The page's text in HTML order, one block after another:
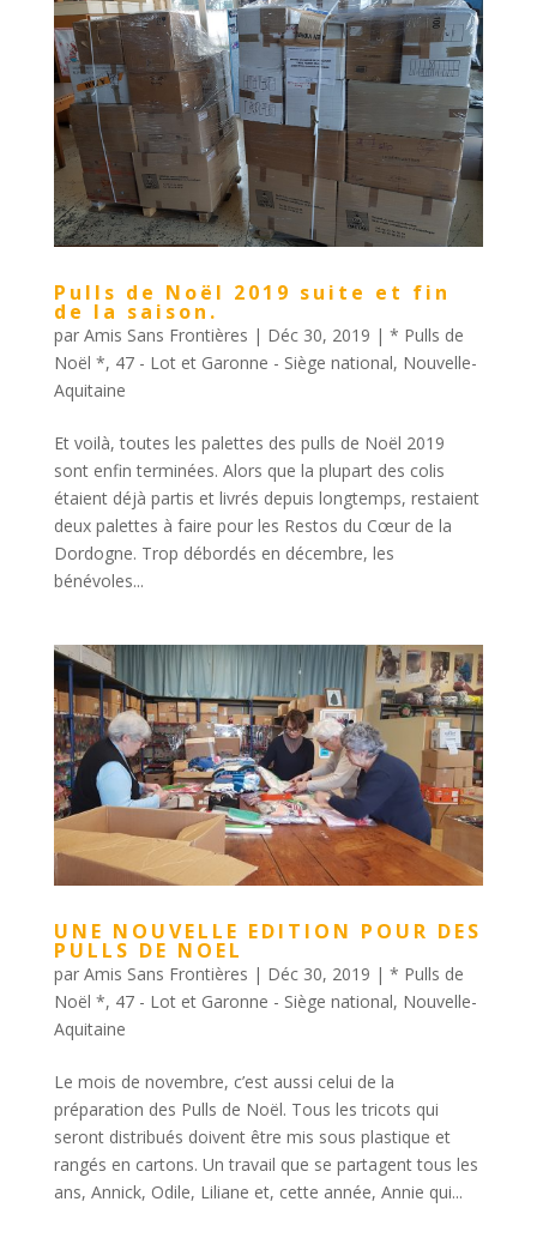
Pulls de Noël 2019 suite et fin
de la saison.
par Amis Sans Frontières | Déc 30, 2019 | * Pulls de
Noël *, 47 - Lot et Garonne - Siège national, Nouvelle-
Aquitaine
Et voilà, toutes les palettes des pulls de Noël 2019
sont enfin terminées. Alors que la plupart des colis
étaient déjà partis et livrés depuis longtemps, restaient
deux palettes à faire pour les Restos du Cœur de la
Dordogne. Trop débordés en décembre, les
bénévoles...
UNE NOUVELLE EDITION POUR DES
PULLS DE NOEL
par Amis Sans Frontières | Déc 30, 2019 | * Pulls de
Noël *, 47 - Lot et Garonne - Siège national, Nouvelle-
Aquitaine
Le mois de novembre, c’est aussi celui de la
préparation des Pulls de Noël. Tous les tricots qui
seront distribués doivent être mis sous plastique et
rangés en cartons. Un travail que se partagent tous les
ans, Annick, Odile, Liliane et, cette année, Annie qui...